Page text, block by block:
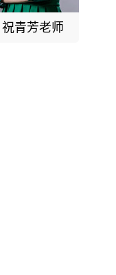
祝青芳老师